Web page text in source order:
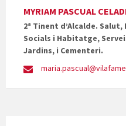
MYRIAM PASCUAL
2ª Tinent d’Alcalde.
Socials i Habitatge,
Jardins, i Cementeri.